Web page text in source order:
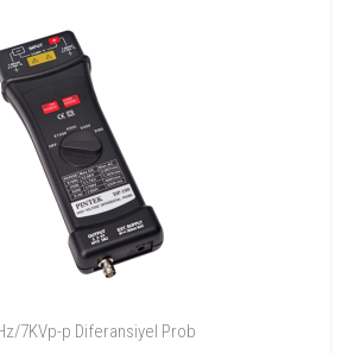
7KVp-p Diferansiyel Prob